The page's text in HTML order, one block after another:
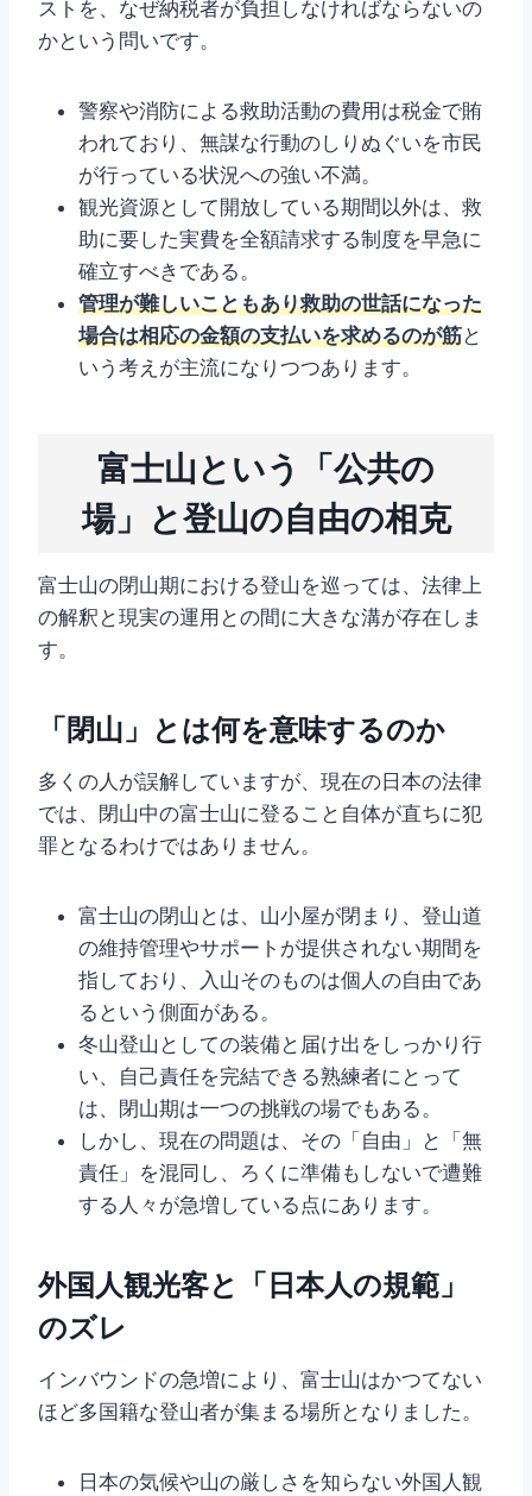
ストを、なぜ納税者が負担しなければならないの
かという問いです。
警察や消防による救助活動の費用は税金で賄
われており、無謀な行動のしりぬぐいを市民
が行っている状況への強い不満。
観光資源として開放している期間以外は、救
助に要した実費を全額請求する制度を早急に
確立すべきである。
管理が難しいこともあり救助の世話になった
場合は相応の金額の支払いを求めるのが筋と
いう考えが主流になりつつあります。
富士山という「公共の
場」と登山の自由の相克
富士山の閉山期における登山を巡っては、法律上
の解釈と現実の運用との間に大きな溝が存在しま
す。
「閉山」とは何を意味するのか
多くの人が誤解していますが、現在の日本の法律
では、閉山中の富士山に登ること自体が直ちに犯
罪となるわけではありません。
富士山の閉山とは、山小屋が閉まり、登山道
の維持管理やサポートが提供されない期間を
指しており、入山そのものは個人の自由であ
るという側面がある。
冬山登山としての装備と届け出をしっかり行
い、自己責任を完結できる熟練者にとって
は、閉山期は一つの挑戦の場でもある。
しかし、現在の問題は、その「自由」と「無
責任」を混同し、ろくに準備もしないで遭難
する人々が急増している点にあります。
外国人観光客と「日本人の規範」
のズレ
インバウンドの急増により、富士山はかつてない
ほど多国籍な登山者が集まる場所となりました。
日本の気候や山の厳しさを知らない外国人観